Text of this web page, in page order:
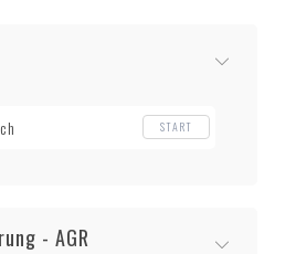
START
- AGR